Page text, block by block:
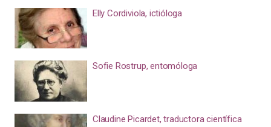
Elly Cordiviola, ictióloga
Sofie Rostrup, entomóloga
Claudine Picardet, traductora científica